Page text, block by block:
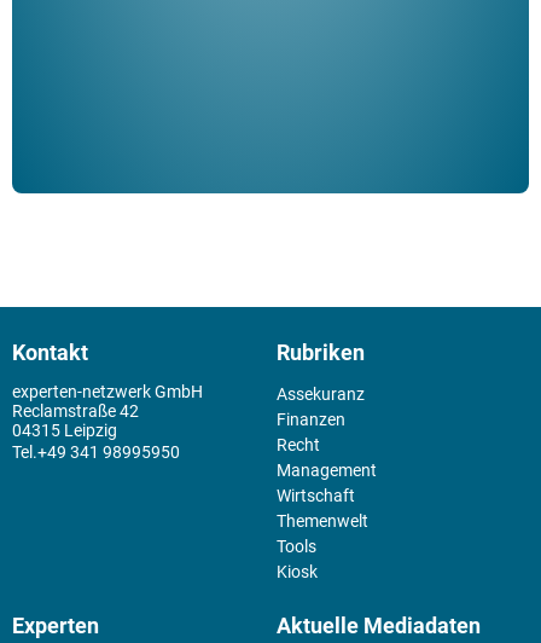
Kontakt
experten-netzwerk GmbH
Reclamstraße 42
04315 Leipzig
+49 341 98995950
Rubriken
Assekuranz
Finanzen
Recht
Management
Wirtschaft
Themenwelt
Tools
Kiosk
Experten Aktuelle Mediadaten